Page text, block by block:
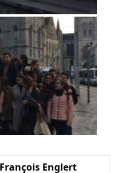
François Englert